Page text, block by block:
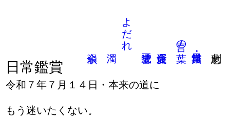
言の葉
よだれ
日常鑑賞
令和７年７月１４日・本来の道に
もう迷いたくない。